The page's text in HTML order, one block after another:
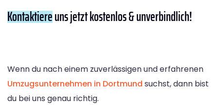
Kontaktiereuns jetzt kostenlos & unverbindlich!
Wenn du nach einem zuverlässigen und erfahrenen
Umzugsunternehmen in Dortmund suchst, dann bist
du bei uns genau richtig.